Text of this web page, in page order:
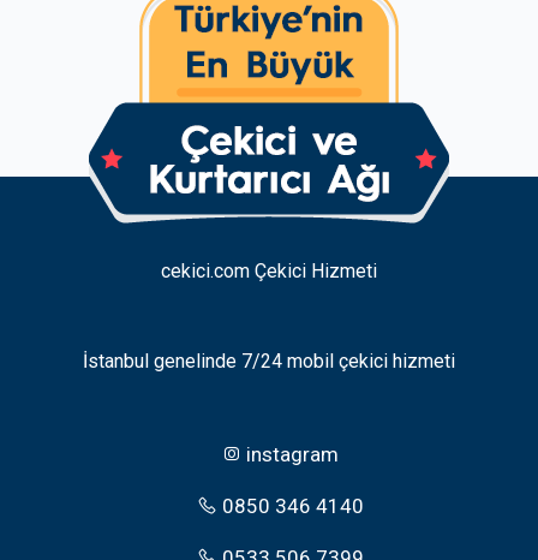
cekici.com Çekici Hizmeti
İstanbul genelinde 7/24 mobil çekici hizmeti
instagram
0850 346 4140